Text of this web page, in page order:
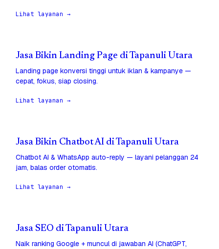
Lihat layanan →
Jasa Bikin Landing Page di Tapanuli Utara
Landing page konversi tinggi untuk iklan & kampanye —
cepat, fokus, siap closing.
Lihat layanan →
Jasa Bikin Chatbot AI di Tapanuli Utara
Chatbot AI & WhatsApp auto-reply — layani pelanggan 24
jam, balas order otomatis.
Lihat layanan →
Jasa SEO di Tapanuli Utara
Naik ranking Google + muncul di jawaban AI (ChatGPT,